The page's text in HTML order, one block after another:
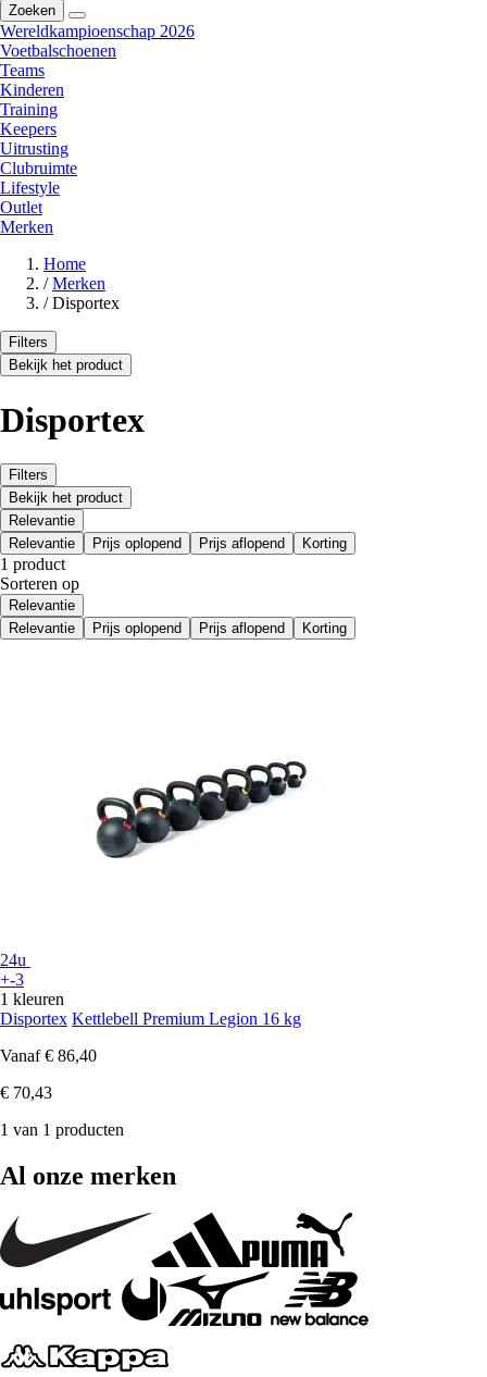
Zoeken
Wereldkampioenschap 2026
Voetbalschoenen
Teams
Kinderen
Training
Keepers
Uitrusting
Clubruimte
Lifestyle
Outlet
Merken
Home
/ Merken
/ Disportex
Filters
Bekijk het product
Disportex
Filters
Bekijk het product
Relevantie
Relevantie
Prijs oplopend Prijs aflopend Korting
1 product
Sorteren op
Relevantie
Relevantie
Prijs oplopend Prijs aflopend Korting
24u
+-3
1 kleuren
Disportex Kettlebell Premium Legion 16 kg
Vanaf € 86,40
€ 70,43
1 van 1 producten
Al onze merken